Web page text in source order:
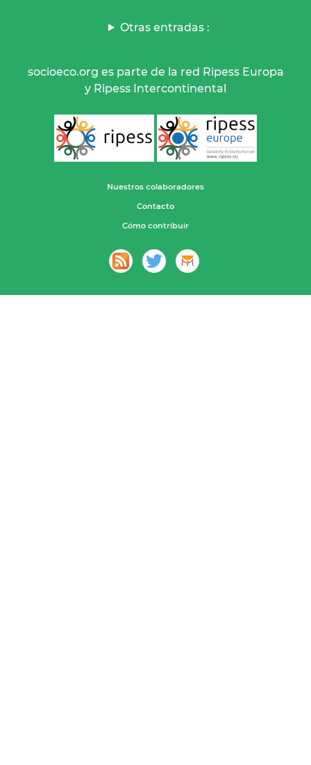
Otras entradas :
socioeco.org es parte de la red Ripess Europa
y Ripess Intercontinental
Nuestros colaboradores
Contacto
Cómo contribuir